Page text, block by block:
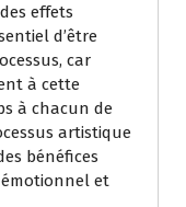
effets
d’être
car
à cette
à chacun de
artistique
bénéfices
et